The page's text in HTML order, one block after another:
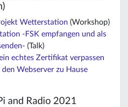
Wetterstation (Workshop)
-FSK empfangen und als
(Talk)
echtes Zertifikat verpassen
Webserver zu Hause
and Radio 2021